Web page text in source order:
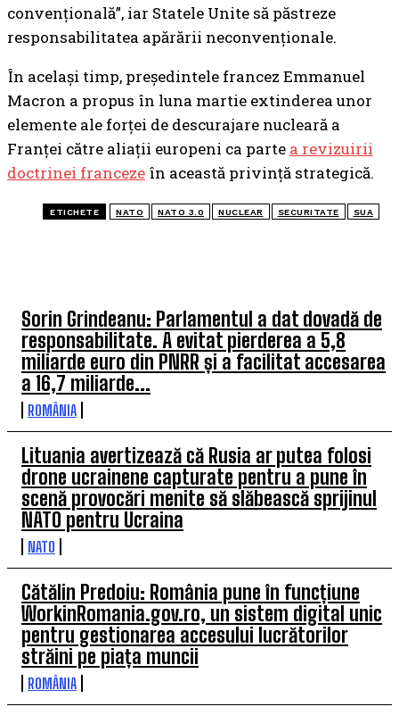
convențională”, iar Statele Unite să păstreze
responsabilitatea apărării neconvenționale.
În același timp, președintele francez Emmanuel
Macron a propus în luna martie extinderea unor
elemente ale forței de descurajare nucleară a
Franței către aliații europeni ca parte a revizuirii
doctrinei franceze în această privință strategică.
ETICHETE NATO NATO 3.0 NUCLEAR SECURITATE SUA
Sorin Grindeanu: Parlamentul a dat dovadă de
responsabilitate. A evitat pierderea a 5,8
miliarde euro din PNRR și a facilitat accesarea
a 16,7 miliarde...
ROMÂNIA
Lituania avertizează că Rusia ar putea folosi
drone ucrainene capturate pentru a pune în
scenă provocări menite să slăbească sprijinul
NATO pentru Ucraina
NATO
Cătălin Predoiu: România pune în funcțiune
WorkinRomania.gov.ro, un sistem digital unic
pentru gestionarea accesului lucrătorilor
străini pe piața muncii
ROMÂNIA